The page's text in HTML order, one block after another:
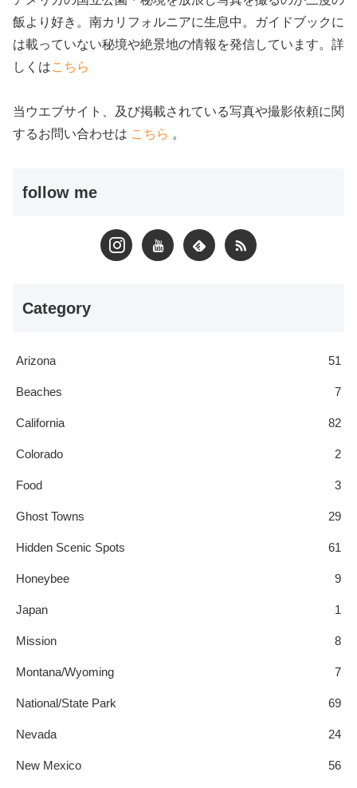
飯より好き。南カリフォルニアに生息中。ガイドブックに
は載っていない秘境や絶景地の情報を発信しています。詳
しくはこちら
当ウエブサイト、及び掲載されている写真や撮影依頼に関
するお問い合わせは こちら 。
follow me
Category
Arizona 51
Beaches 7
California 82
Colorado 2
Food 3
Ghost Towns 29
Hidden Scenic Spots 61
Honeybee 9
Japan 1
Mission 8
Montana/Wyoming 7
National/State Park 69
Nevada 24
New Mexico 56